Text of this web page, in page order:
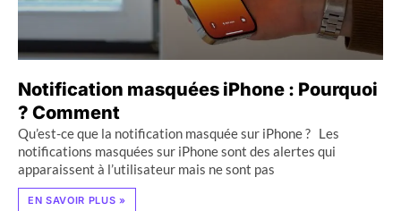
Notification masquées iPhone : Pourquoi
? Comment
Qu’est-ce que la notification masquée sur iPhone ? Les
notifications masquées sur iPhone sont des alertes qui
apparaissent à l’utilisateur mais ne sont pas
EN SAVOIR PLUS »